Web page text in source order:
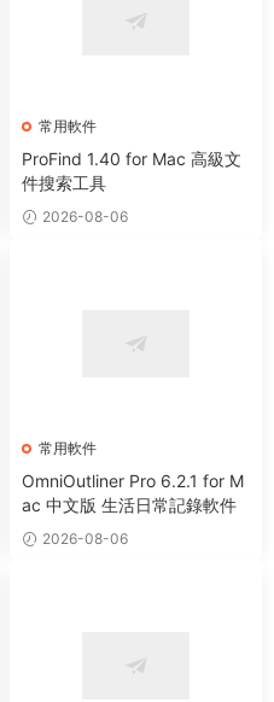
常用軟件
ProFind 1.40 for Mac 高級文
件搜索工具
2026-08-06
常用軟件
OmniOutliner Pro 6.2.1 for M
ac 中文版 生活日常記錄軟件
2026-08-06